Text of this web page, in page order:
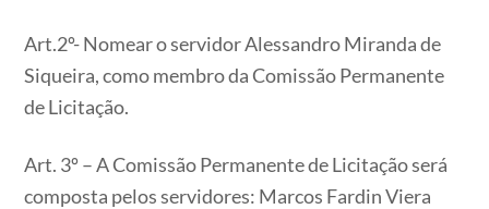
Art.2º- Nomear o servidor Alessandro Miranda de
Siqueira, como membro da Comissão Permanente
de Licitação.
Art. 3º – A Comissão Permanente de Licitação será
composta pelos servidores: Marcos Fardin Viera